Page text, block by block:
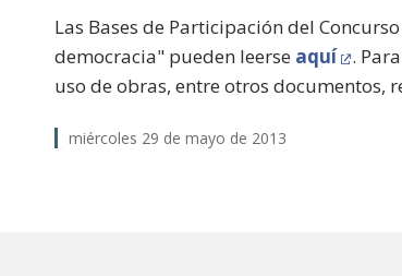
Las Bases de Participación del
democracia" pueden leerse aquí . Para
uso de obras, entre otros documentos,
miércoles 29 de mayo de 2013